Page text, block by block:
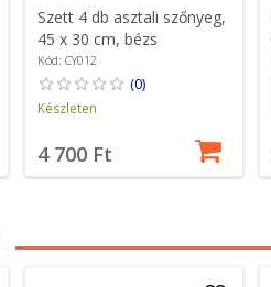
Szett 4 db asztali szőnyeg,
45 x 30 cm, bézs
Kód: CY012
(0)
Készleten
4 700 Ft